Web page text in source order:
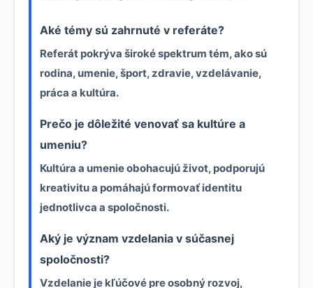
Aké témy sú zahrnuté v referáte?
Referát pokrýva široké spektrum tém, ako sú
rodina, umenie, šport, zdravie, vzdelávanie,
práca a kultúra.
Prečo je dôležité venovať sa kultúre a
umeniu?
Kultúra a umenie obohacujú život, podporujú
kreativitu a pomáhajú formovať identitu
jednotlivca a spoločnosti.
Aký je význam vzdelania v súčasnej
spoločnosti?
Vzdelanie je kľúčové pre osobný rozvoj,